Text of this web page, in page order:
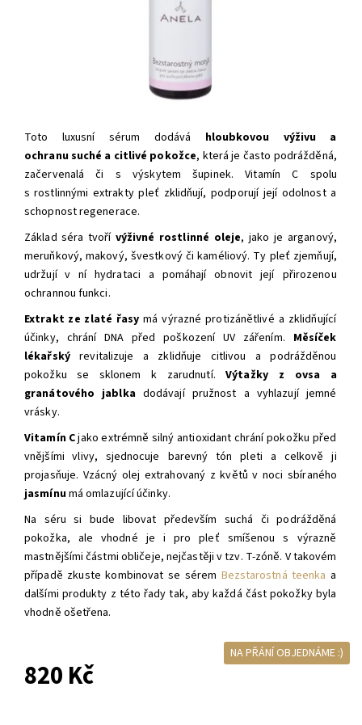
Toto luxusní sérum dodává hloubkovou výživu a
ochranusuché a citlivé pokožce, která je často podrážděná,
začervenalá či s výskytem šupinek. Vitamín C spolu
srostlinnými extrakty pleť zklidňují, podporují její odolnost a
schopnost regenerace.
Základ séra tvoří výživné rostlinné oleje, jako je arganový,
meruňkový, makový, švestkový či kaméliový. Ty pleť zjemňují,
udržují v ní hydrataci a pomáhají obnovit její přirozenou
ochrannou funkci.
Extrakt ze zlaté řasy má výrazné protizánětlivé a zklidňující
účinky, chrání DNA před poškození UV zářením. Měsíček
lékařskýrevitalizuje a zklidňuje citlivou a podrážděnou
pokožku se sklonem k zarudnutí.Výtažky z ovsa a
granátového jablka dodávají pružnost a vyhlazují jemné
vrásky.
Vitamín Cjakoextrémně silný antioxidant chrání pokožku před
vnějšími vlivy, sjednocuje barevný tón pleti a celkově ji
projasňuje. Vzácný olej extrahovaný z květů v noci sbíraného
jasmínumá omlazující účinky.
Na séru si bude libovat především suchá či podrážděná
pokožka, ale vhodné je i pro pleť smíšenou s výrazně
mastnějšími částmi obličeje, nejčastěji v tzv. T-zóně. V takovém
případě zkuste kombinovat se sérem Bezstarostná teenka a
dalšími produkty z této řady tak, aby každá část pokožky byla
vhodně ošetřena.
NA PŘÁNÍ OBJEDNÁME :)
820 Kč